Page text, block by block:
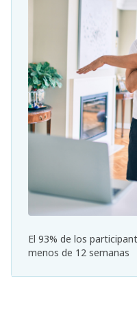
El 93% de los
menos de 12 semanas